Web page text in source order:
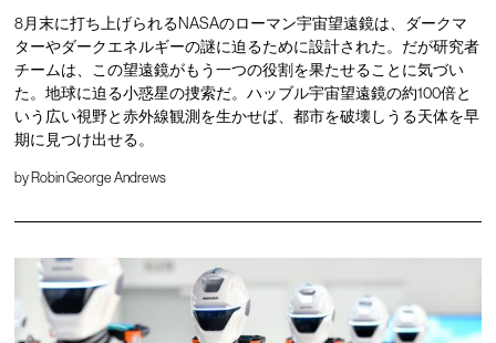
8月末に打ち上げられるNASAのローマン宇宙望遠鏡は、ダークマ
ターやダークエネルギーの謎に迫るために設計された。だが研究者
チームは、この望遠鏡がもう一つの役割を果たせることに気づい
た。地球に迫る小惑星の捜索だ。ハッブル宇宙望遠鏡の約100倍と
いう広い視野と赤外線観測を生かせば、都市を破壊しうる天体を早
期に見つけ出せる。
by Robin George Andrews